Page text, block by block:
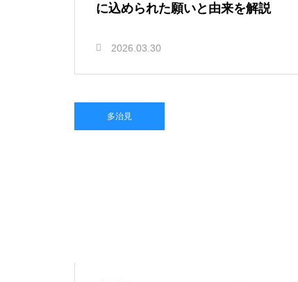
に込められた願いと由来を解説
2026.03.30
多治見